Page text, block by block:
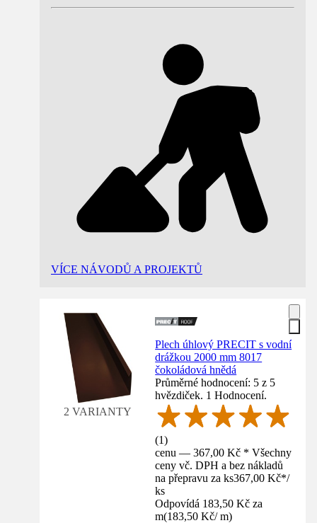
VÍCE NÁVODŮ A PROJEKTŮ
2 VARIANTY
Plech úhlový PRECIT s vodní
drážkou 2000 mm 8017
čokoládová hnědá
Průměrné hodnocení: 5 z 5
hvězdiček. 1 Hodnocení.
(1)
cenu — 367,00 Kč * Všechny
ceny vč. DPH a bez nákladů
na přepravu za ks367,00 Kč*/
ks
Odpovídá 183,50 Kč za
m(183,50 Kč/ m)